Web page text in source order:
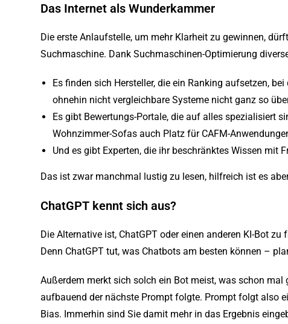
Das Internet als Wunderkammer
Die erste Anlaufstelle, um mehr Klarheit zu gewinnen,
Suchmaschine. Dank Suchmaschinen-Optimierung
Es finden sich Hersteller, die ein Ranking aufsetzen,
ohnehin nicht vergleichbare Systeme nicht ganz so
Es gibt Bewertungs-Portale, die auf alles spezialisiert
Wohnzimmer-Sofas auch Platz für CAFM-
Und es gibt Experten, die ihr beschränktes Wissen mit
Das ist zwar manchmal lustig zu lesen, hilfreich ist es
ChatGPT kennt sich aus?
Die Alternative ist, ChatGPT oder einen anderen KI-Bot
Denn ChatGPT tut, was Chatbots am besten können –
Außerdem merkt sich solch ein Bot meist, was schon
aufbauend der nächste Prompt folgte. Prompt folgt also
Bias. Immerhin sind Sie damit mehr in das Ergebnis